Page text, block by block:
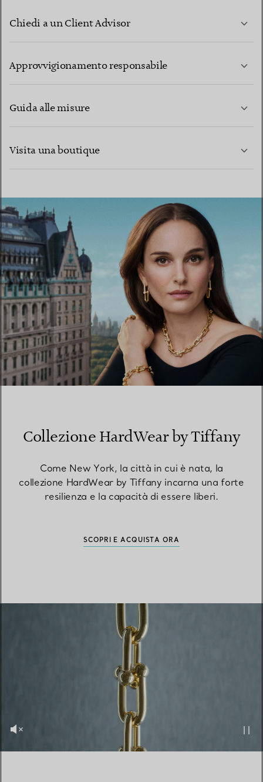
Chiedi a un Client Advisor
Approvvigionamento responsabile
Guida alle misure
Visita una boutique
TROVA LA BOUTIQUE PIÙ VICINA A TE
Collezione HardWear by Tiffany
Come New York, la città in cui è nata, la
collezione HardWear by Tiffany incarna una forte
resilienza e la capacità di essere liberi.
SCOPRI E ACQUISTA ORA